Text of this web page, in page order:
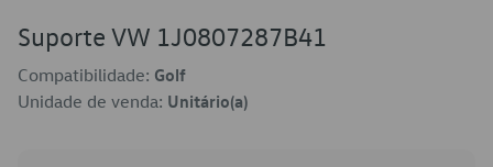
Suporte VW 1J0807287B41
Compatibilidade: Golf
Unidade de venda: Unitário(a)